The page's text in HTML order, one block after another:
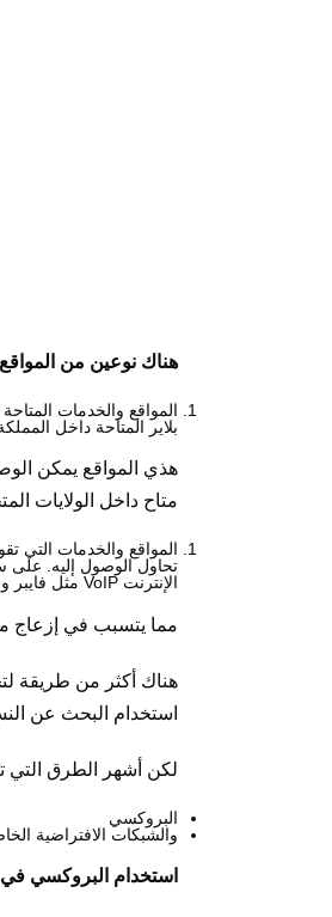
هناك نوعين من
المواقع والخدمات
بلاير المتاحة داخل
هذي المواقع يمكن
متاح داخل الولايات
المواقع والخدمات التي
تحاول الوصول إليه. على
الإنترنت VoIP مثل فايبر ومكالمات واتساب المحجوبة في السعودية.
مما يتسبب في إزعاج
استخدام البحث عن
لكن أشهر الطرق التي
البروكسي
والشبكات الافتراضية
استخدام البروكسي في